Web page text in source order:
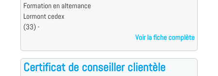
Formation en alternance
Lormont cedex
(33) -
Voir la fiche complète
Certificat de conseiller clientèle